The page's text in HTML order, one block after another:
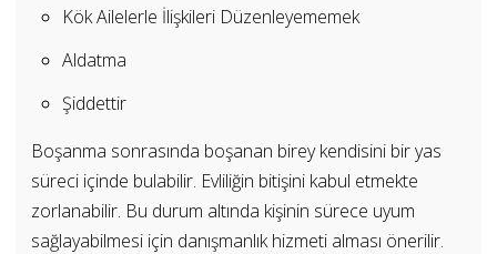
Kök Ailelerle İlişkileri Düzenleyememek
Aldatma
Şiddettir
Boşanma sonrasında boşanan birey kendisini bir yas
süreci içinde bulabilir. Evliliğin bitişini kabul etmekte
zorlanabilir. Bu durum altında kişinin sürece uyum
sağlayabilmesi için danışmanlık hizmeti alması önerilir.